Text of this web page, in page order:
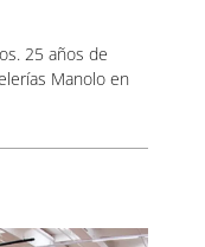
25 años de
Manolo en